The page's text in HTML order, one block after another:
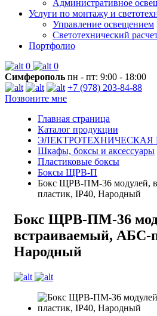
Административное
Услуги по монтажу и
Управление освещением
Светотехнический
Портфолио
0
0
Симферополь пн - пт: 9:00 - 18:00
+7 (978) 203-84-88
Позвоните мне
Главная страница
Каталог продукции
Шкафы, боксы и аксессуары
Пластиковые боксы
Боксы ЩРВ-П
Бокс ЩРВ-ПМ-36 модулей,
пластик, IP40, Народный
Бокс ЩРВ-ПМ-36
встраиваемый, АБС-
Народный